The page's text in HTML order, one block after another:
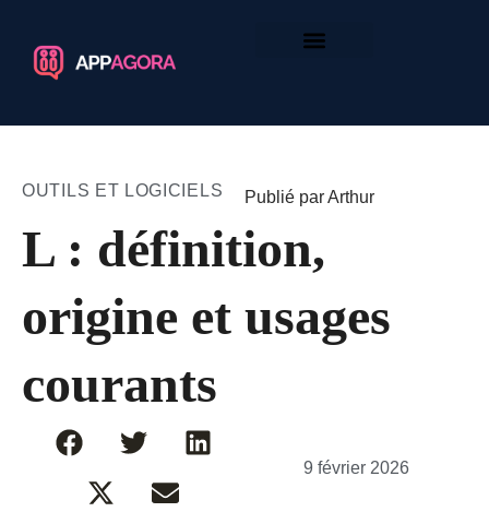
OUTILS ET LOGICIELS Publié par Arthur
L : définition,
origine et usages
courants
9 février 2026